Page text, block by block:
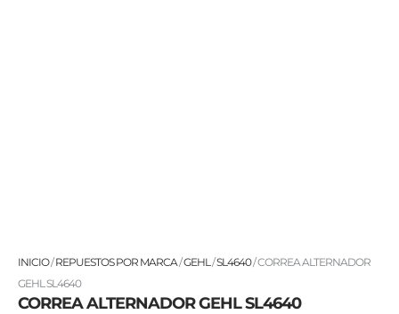
INICIO/REPUESTOS POR MARCA/GEHL /SL4640/ CORREA ALTERNADOR
GEHL SL4640
CORREA ALTERNADOR GEHL SL4640
El
precio
original
El
actual
CORREA
ALTERNADOR
GEHL